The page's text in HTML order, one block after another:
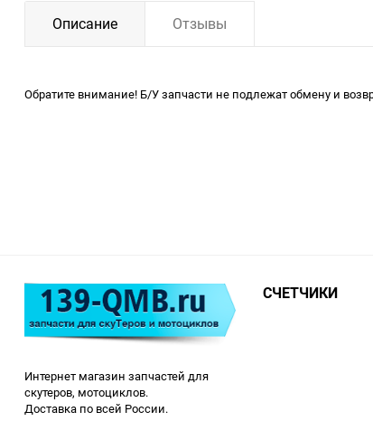
Описание Отзывы
Обратите внимание! Б/У запчасти не подлежат обмену и
Интернет магазин запчастей для
скутеров, мотоциклов.
Доставка по всей России.
СЧЕТЧИКИ